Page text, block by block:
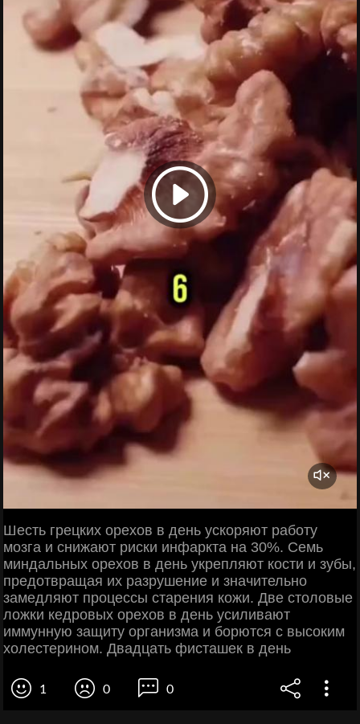
Шесть грецких орехов в день ускоряют работу
мозга и снижают риски инфаркта на 30%. Семь
миндальных орехов в день укрепляют кости и зубы,
предотвращая их разрушение и значительно
замедляют процессы старения кожи. Две столовые
ложки кедровых орехов в день усиливают
иммунную защиту организма и борются с высоким
холестерином. Двадцать фисташек в день
1 0 0